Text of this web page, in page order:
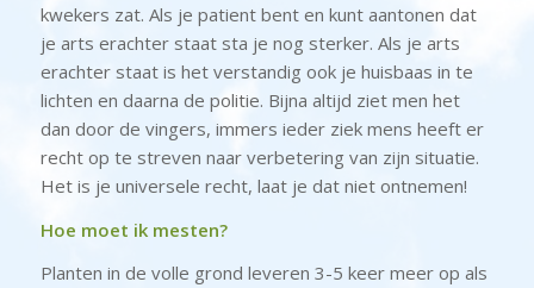
kwekers zat. Als je patient bent en kunt aantonen dat
je arts erachter staat sta je nog sterker. Als je arts
erachter staat is het verstandig ook je huisbaas in te
lichten en daarna de politie. Bijna altijd ziet men het
dan door de vingers, immers ieder ziek mens heeft er
recht op te streven naar verbetering van zijn situatie.
Het is je universele recht, laat je dat niet ontnemen!
Hoe moet ik mesten?
Planten in de volle grond leveren 3-5 keer meer op als